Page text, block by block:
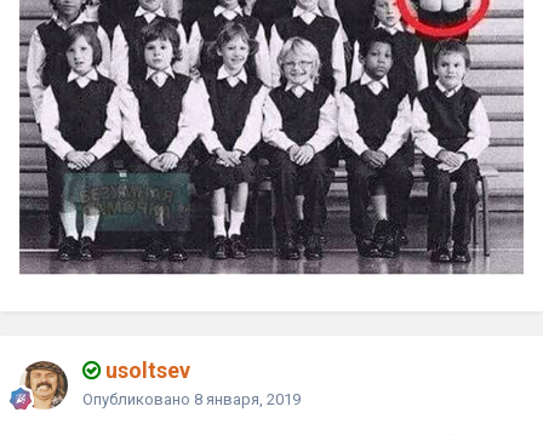
usoltsev
Опубликовано 8 января, 2019